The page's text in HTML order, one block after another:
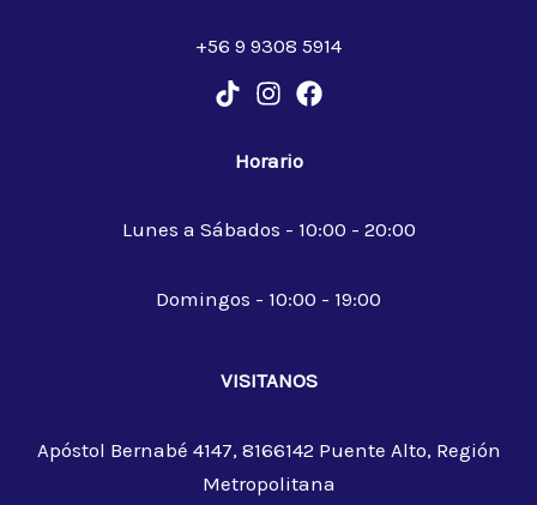
+56 9 9308 5914
Horario
Lunes a Sábados - 10:00 - 20:00
Domingos - 10:00 - 19:00
VISITANOS
Apóstol Bernabé 4147, 8166142 Puente Alto, Región
Metropolitana